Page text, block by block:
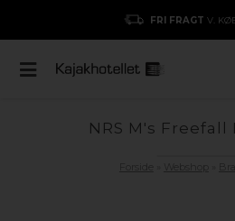
FRI FRAGT V.
NRS M's Freefall